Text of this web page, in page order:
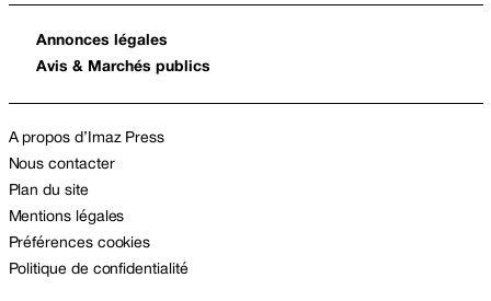
Annonces légales
Avis & Marchés publics
A propos d’Imaz Press
Nous contacter
Plan du site
Mentions légales
Préférences cookies
Politique de confidentialité